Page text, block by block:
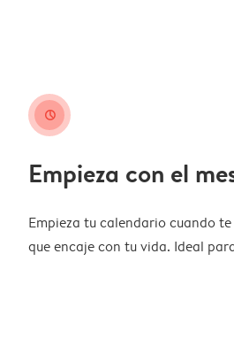
clock
Empieza con el
Empieza tu calendario cuando
que encaje con tu vida. Ideal